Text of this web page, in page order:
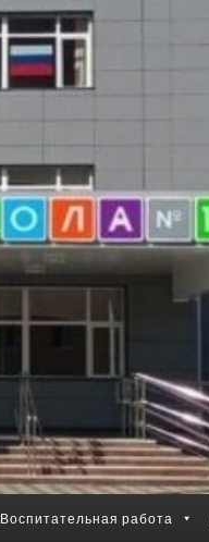
Воспитательная работа